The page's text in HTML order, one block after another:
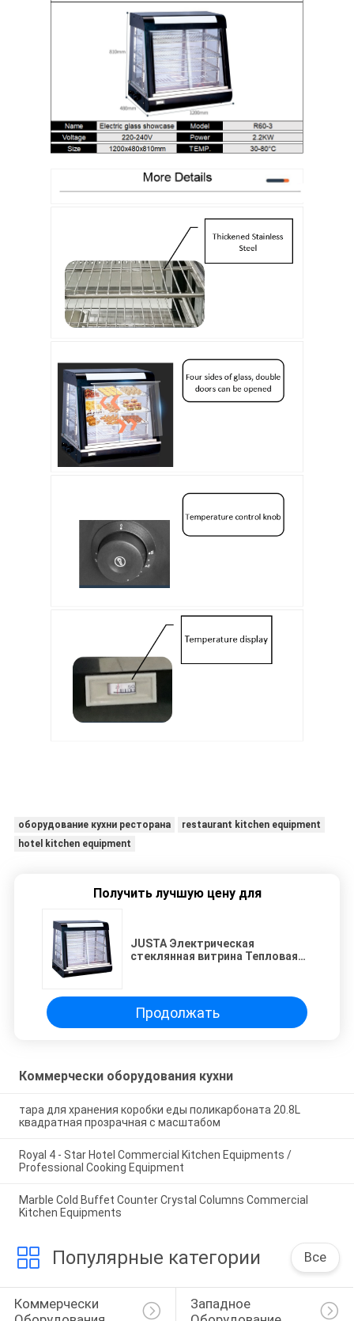
оборудование кухни ресторана
restaurant kitchen equipment
hotel kitchen equipment
Получить лучшую цену для
JUSTA Электрическая
стеклянная витрина Тепловая
Продовольственный шкаф
Коммерческое кухонное
оборудование Ресторан и
гостиничное оборудование
Продолжать
Коммерчески оборудования кухни
тара для хранения коробки еды поликарбоната 20.8L
квадратная прозрачная с масштабом
Royal 4 - Star Hotel Commercial Kitchen Equipments /
Professional Cooking Equipment
Marble Cold Buffet Counter Crystal Columns Commercial
Kitchen Equipments
Популярные категории Все
Коммерчески
Западное